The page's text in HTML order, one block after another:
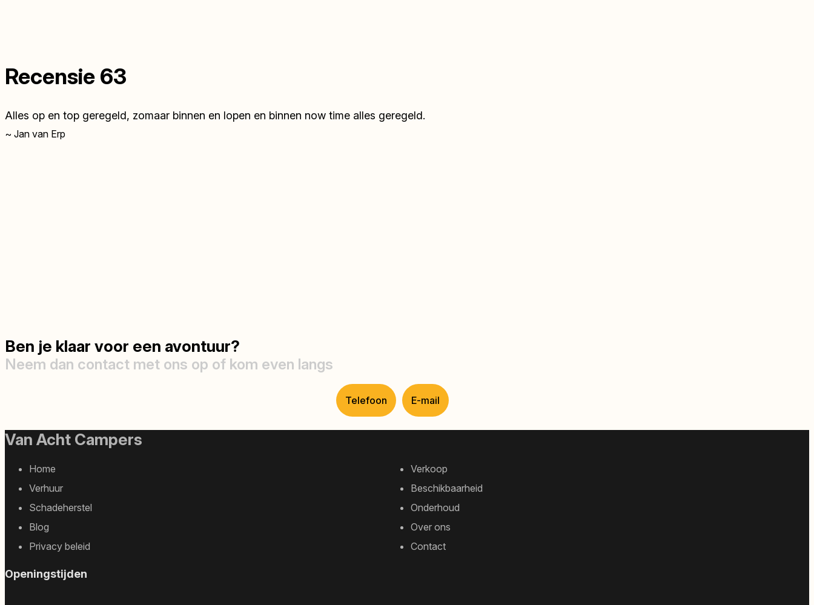
Recensie 63
Alles op en top geregeld, zomaar binnen en lopen en binnen now time alles geregeld.
~ Jan van Erp
Ben je klaar voor een avontuur?
Neem dan contact met ons op of kom even langs
Telefoon E-mail
Van Acht Campers
Footer
sitemap
Home
Verkoop
Verhuur
Beschikbaarheid
Schadeherstel
Onderhoud
Blog
Over ons
Privacy beleid
Contact
Openingstijden